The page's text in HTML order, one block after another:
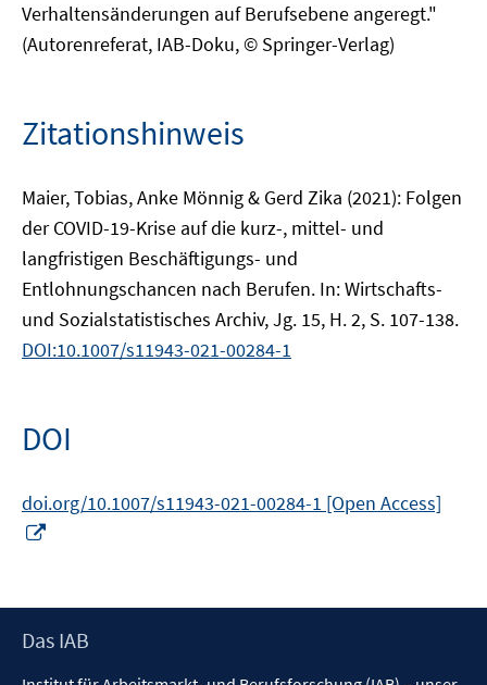
Verhaltensänderungen auf Berufsebene angeregt."
(Autorenreferat, IAB-Doku, © Springer-Verlag)
Zitationshinweis
Maier, Tobias, Anke Mönnig & Gerd Zika (2021): Folgen
der COVID-19-Krise auf die kurz-, mittel- und
langfristigen Beschäftigungs- und
Entlohnungschancen nach Berufen. In: Wirtschafts-
und Sozialstatistisches Archiv, Jg. 15, H. 2, S. 107-138.
DOI:10.1007/s11943-021-00284-1
DOI
doi.org/10.1007/s11943-021-00284-1 [Open Access]
öffnen
Footer
Das IAB